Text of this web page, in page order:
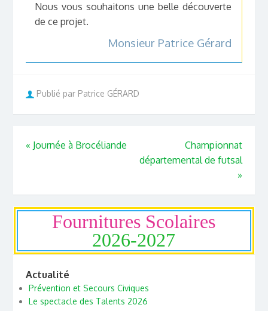
Nous vous souhaitons une belle découverte
de ce projet.
Monsieur Patrice Gérard
Publié par Patrice GÉRARD
« Journée à Brocéliande
Championnat
départemental de futsal
»
Fournitures Scolaires
2026-2027
Actualité
Prévention et Secours Civiques
Le spectacle des Talents 2026